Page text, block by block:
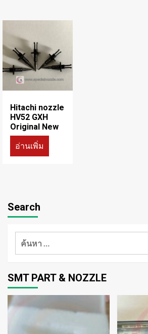
Hitachi nozzle
HV52 GXH
Original New
อ่านเพิ่ม
Search
ค้นหา
SMT PART & NOZZLE